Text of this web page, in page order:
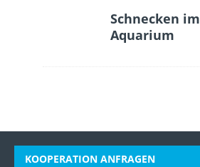
Schnecken im
Aquarium
KOOPERATION ANFRAGEN